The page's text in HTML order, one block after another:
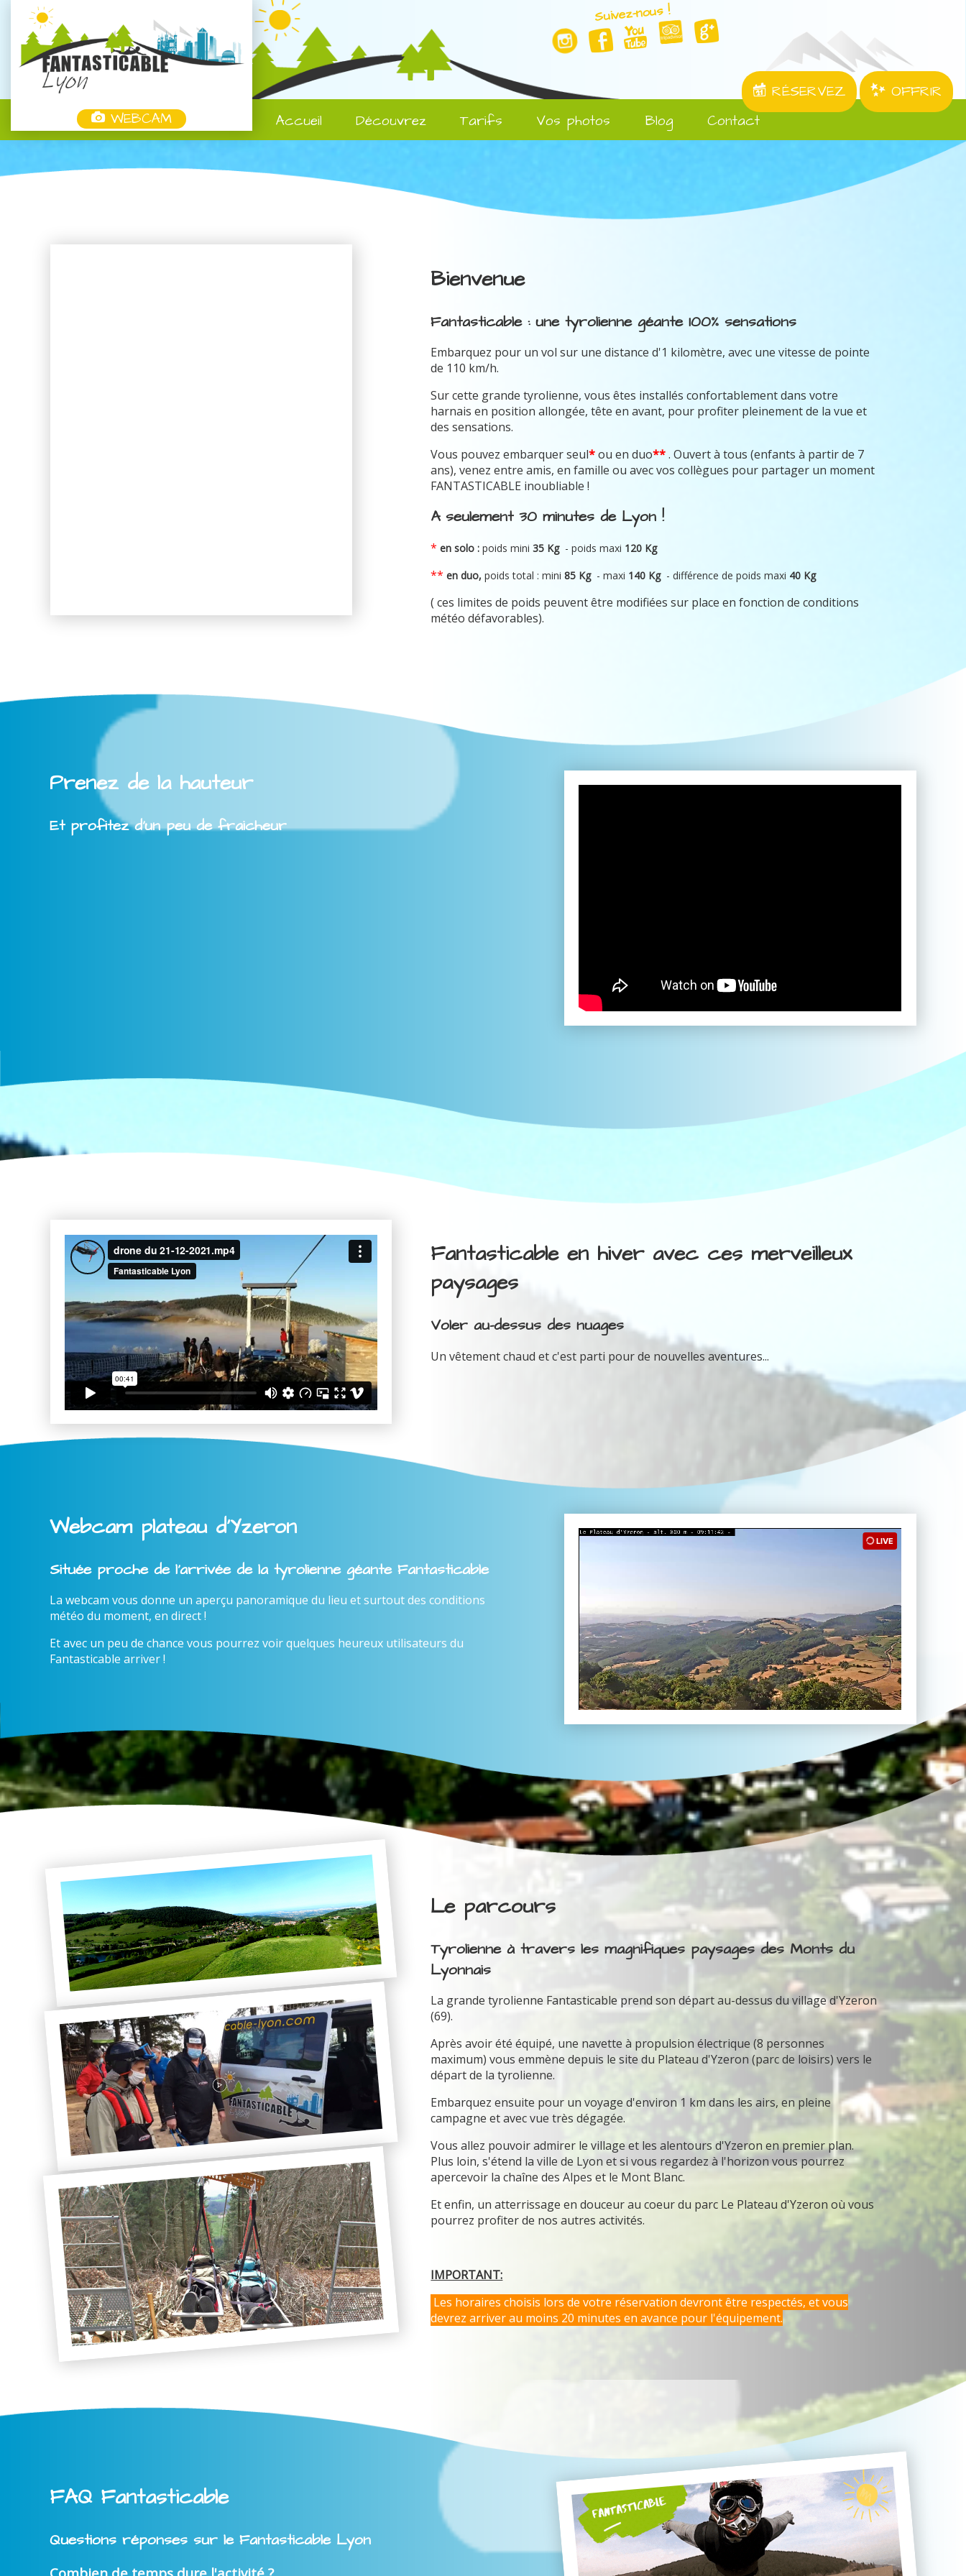
WEBCAM
Suivez-nous !
RÉSERVEZ
OFFRIR
Accueil
Découvrez Tarifs Vos photos Blog Contact
Bienvenue
Fantasticable : une tyrolienne géante 100% sensations
Embarquez pour un vol sur une distance d'1 kilomètre, avec une vitesse de pointe
de 110 km/h.
Sur cette grande tyrolienne, vous êtes installés confortablement dans votre
harnais en position allongée, tête en avant, pour profiter pleinement de la vue et
des sensations.
Vous pouvez embarquer seul*ou en duo**. Ouvert à tous (enfants à partir de 7
ans), venez entre amis, en famille ou avec vos collègues pour partager un moment
FANTASTICABLE inoubliable !
A seulement 30 minutes de Lyon !
*en solo : poids mini35 Kg - poids maxi 120 Kg
**en duo,poids total : mini85 Kg -maxi 140 Kg - différence de poids maxi 40 Kg
( ces limites de poids peuvent être modifiées sur place en fonction de conditions
météo défavorables).
Prenez de la hauteur
Et profitez d'un peu de fraicheur
Fantasticable en hiver avec ces merveilleux
paysages
Voler au-dessus des nuages
Un vêtement chaud et c'est parti pour de nouvelles aventures...
Webcam plateau d'Yzeron
Située proche de l'arrivée de la tyrolienne géante Fantasticable
La webcam vous donne un aperçu panoramique du lieu et surtout des conditions
météo du moment, en direct !
Et avec un peu de chance vous pourrez voir quelques heureux utilisateurs du
Fantasticable arriver !
Le parcours
Tyrolienne à travers les magnifiques paysages des Monts du
Lyonnais
La grande tyrolienne Fantasticable prend son départ au-dessus du village d'Yzeron
(69).
Après avoir été équipé, une navette à propulsion électrique (8 personnes
maximum) vous emmène depuis le site du Plateau d'Yzeron (parc de loisirs) vers le
départ de la tyrolienne.
Embarquez ensuite pour un voyage d'environ 1 km dans les airs, en pleine
campagne et avec vue très dégagée.
Vous allez pouvoir admirer le village et les alentours d'Yzeron en premier plan.
Plus loin, s'étend la ville de Lyon et si vous regardez à l'horizon vous pourrez
apercevoir la chaîne des Alpes et le Mont Blanc.
Et enfin, un atterrissage en douceur au coeur du parc Le Plateau d'Yzeron où vous
pourrez profiter de nos autres activités.
IMPORTANT:
Les horaires choisis lors de votre réservation devront être respectés, et vous
devrez arriver au moins 20 minutes en avance pour l'équipement.
FAQ Fantasticable
Questions réponses sur le Fantasticable Lyon